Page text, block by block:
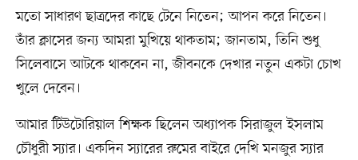
মতো সাধারণ ছাত্রদের কাছে টেনে নিতেন; আপন করে নিতেন।
তাঁর ক্লাসের জন্য আমরা মুখিয়ে থাকতাম; জানতাম, তিনি শুধু
সিলেবাসে আটকে থাকবেন না, জীবনকে দেখার নতুন একটা চোখ
খুলে দেবেন।
আমার টিউটোরিয়াল শিক্ষক ছিলেন অধ্যাপক সিরাজুল ইসলাম
চৌধুরী স্যার। একদিন স্যারের রুমের বাইরে দেখি মনজুর স্যার